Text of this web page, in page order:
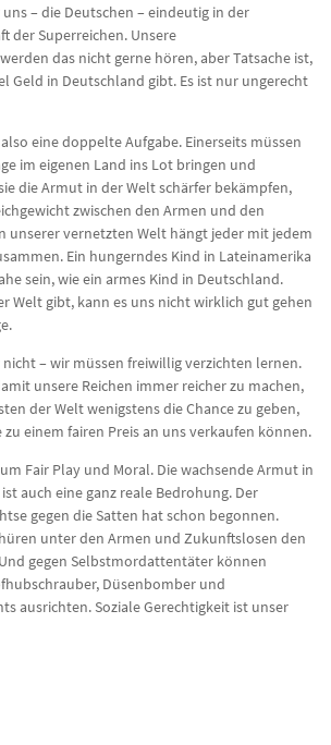
– die Deutschen – eindeutig in der
der Superreichen. Unsere
das nicht gerne hören, aber Tatsache ist,
Geld in Deutschland gibt. Es ist nur ungerecht
eine doppelte Aufgabe. Einerseits müssen
im eigenen Land ins Lot bringen und
die Armut in der Welt schärfer bekämpfen,
zwischen den Armen und den
unserer vernetzten Welt hängt jeder mit jedem
Ein hungerndes Kind in Lateinamerika
sein, wie ein armes Kind in Deutschland.
Welt gibt, kann es uns nicht wirklich gut gehen
– wir müssen freiwillig verzichten lernen.
unsere Reichen immer reicher zu machen,
der Welt wenigstens die Chance zu geben,
einem fairen Preis an uns verkaufen können.
Fair Play und Moral. Die wachsende Armut in
auch eine ganz reale Bedrohung. Der
gegen die Satten hat schon begonnen.
unter den Armen und Zukunftslosen den
gegen Selbstmordattentäter können
Düsenbomber und
ausrichten. Soziale Gerechtigkeit ist unser